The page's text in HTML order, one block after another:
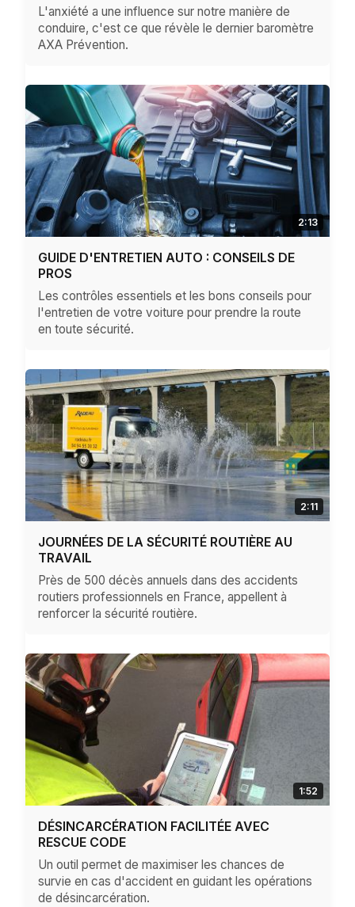
L'anxiété a une influence sur notre manière de
conduire, c'est ce que révèle le dernier baromètre
AXA Prévention.
2:13
GUIDE D'ENTRETIEN AUTO : CONSEILS DE
PROS
Les contrôles essentiels et les bons conseils pour
l'entretien de votre voiture pour prendre la route
en toute sécurité.
2:11
JOURNÉES DE LA SÉCURITÉ ROUTIÈRE AU
TRAVAIL
Près de 500 décès annuels dans des accidents
routiers professionnels en France, appellent à
renforcer la sécurité routière.
1:52
DÉSINCARCÉRATION FACILITÉE AVEC
RESCUE CODE
Un outil permet de maximiser les chances de
survie en cas d'accident en guidant les opérations
de désincarcération.